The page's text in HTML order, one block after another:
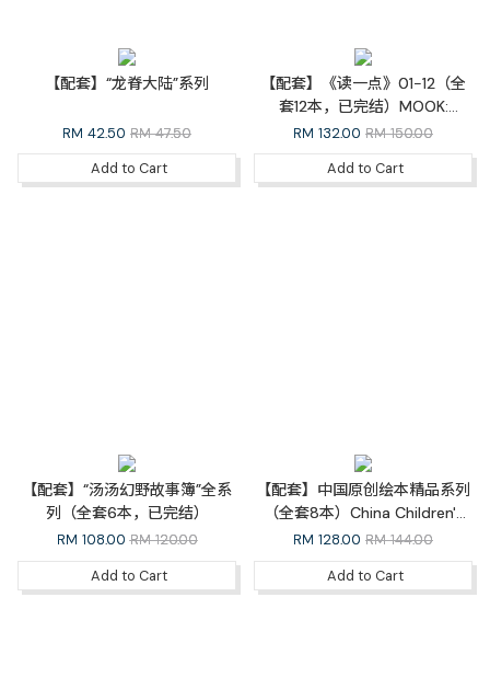
【配套】“龙脊大陆”系列
RM 42.50 RM 47.50
Add to Cart
【配套】《读一点》01-12（全
套12本，已完结）MOOK:
READMORE Whole Set
RM 132.00 RM 150.00
Add to Cart
【配套】“汤汤幻野故事簿”全系
列（全套6本，已完结）
RM 108.00 RM 120.00
Add to Cart
【配套】中国原创绘本精品系列
（全套8本）China Children's
Picture Books Whole Series
RM 128.00 RM 144.00
Add to Cart